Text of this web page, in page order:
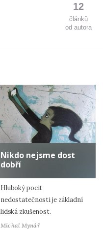
12
článků
od autora
Nikdo nejsme dost
dobří
Hluboký pocit
nedostatečnosti je základní
lidská zkušenost.
Michal Mynář